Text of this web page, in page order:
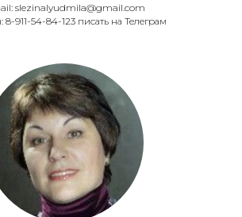
slezinalyudmila@gmail.com
8-911-54-84-123 писать на Телеграм